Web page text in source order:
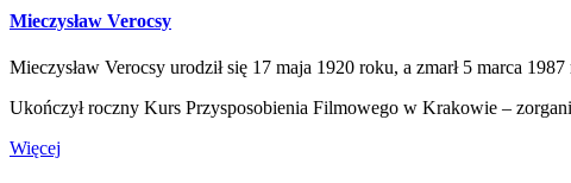
Mieczysław Verocsy
Mieczysław Verocsy urodził się 17 maja 1920 roku, a zmarł 5 marca
Ukończył roczny Kurs Przysposobienia Filmowego w Krakowie –
Więcej